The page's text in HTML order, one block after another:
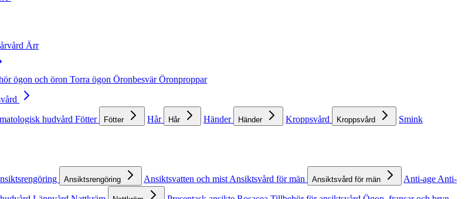
Ärr
ögon och öron Torra ögon ÖronbesvärÖronproppar
hudvård Fötter Fötter Hår Hår Händer Händer Kroppsvård Kroppsvård Smink
Ansiktsrengöring Ansiktsvatten och mist Ansiktsvård för män Ansiktsvård för män Anti-age Anti-